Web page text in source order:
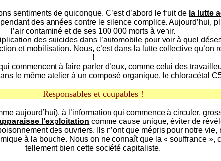
sentiments de quiconque. C’est d’abord le fruit de la lutte
des années contre le silence complice. Aujourd’hui,
l’air contaminé et de ses 100 000 morts à venir.
des suicides dans l’automobile pour voir à quel
et mobilisation. Nous, c’est dans la lutte collective qu’on
!
commencent à faire parler d’eux, comme celui des
le même atelier à un composé organique, le chloracétal
Responsables et coupables !
aujourd’hui), à l’information qui commence à circuler,
l’exploitation comme cause unique, éviter de
des ouvriers. Ils n’ont que mépris pour notre
à la bouche. Nous on ne connaît que la « souffrance »,
tellement bien cette société capitaliste.